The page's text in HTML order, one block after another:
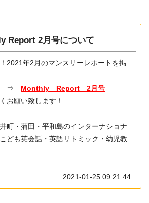
Report 2月号について
2021年2月のマンスリーレポートを掲
⇒
Monthly Report 2月号
お願い致します！
町・蒲田・平和島のインターナショナ
ども英会話・英語リトミック・幼児教
2021-01-25 09:21:44